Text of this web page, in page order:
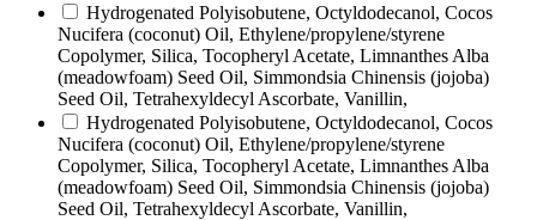
Hydrogenated Polyisobutene, Octyldodecanol, Cocos
Nucifera (coconut) Oil, Ethylene/propylene/styrene
Copolymer, Silica, Tocopheryl Acetate, Limnanthes Alba
(meadowfoam) Seed Oil, Simmondsia Chinensis (jojoba)
Seed Oil, Tetrahexyldecyl Ascorbate, Vanillin,
Hydrogenated Polyisobutene, Octyldodecanol, Cocos
Nucifera (coconut) Oil, Ethylene/propylene/styrene
Copolymer, Silica, Tocopheryl Acetate, Limnanthes Alba
(meadowfoam) Seed Oil, Simmondsia Chinensis (jojoba)
Seed Oil, Tetrahexyldecyl Ascorbate, Vanillin,